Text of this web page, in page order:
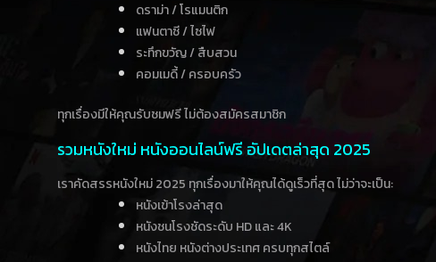
ดราม่า / โรแมนติก
แฟนตาซี / ไซไฟ
ระทึกขวัญ / สืบสวน
คอมเมดี้ / ครอบครัว
ทุกเรื่องมีให้คุณรับชมฟรี ไม่ต้องสมัครสมาชิก
รวมหนังใหม่ หนังออนไลน์ฟรี อัปเดตล่าสุด 2025
เราคัดสรรหนังใหม่ 2025 ทุกเรื่องมาให้คุณได้ดูเร็วที่สุด ไม่ว่าจะเป็น:
หนังเข้าโรงล่าสุด
หนังชนโรงชัดระดับ HD และ 4K
หนังไทย หนังต่างประเทศ ครบทุกสไตล์